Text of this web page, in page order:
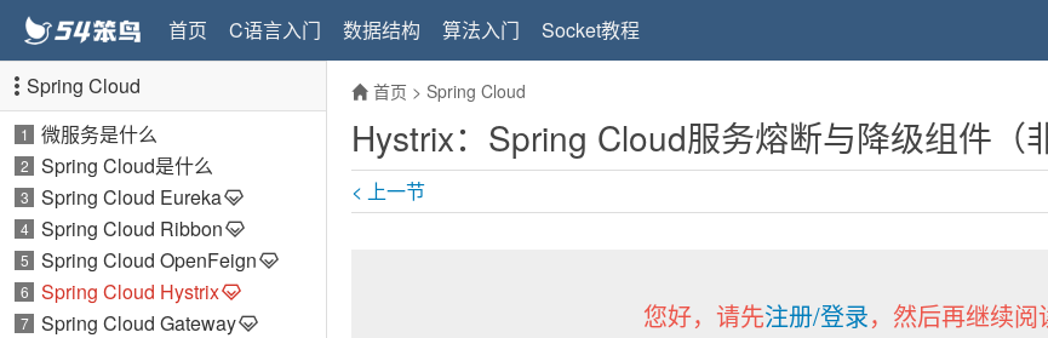
首页 C语言入门 数据结构 算法入门
Socket教程
Spring Cloud
1 微服务是什么
2 Spring Cloud是什么
3 Spring Cloud Eureka
4 Spring Cloud Ribbon
5 Spring Cloud OpenFeign
6 Spring Cloud Hystrix
7 Spring Cloud Gateway
首页 > Spring Cloud
Hystrix：Spring Cloud服务熔断与降级组件（
< 上一节
您好，请先注册/登录，然后再继续阅